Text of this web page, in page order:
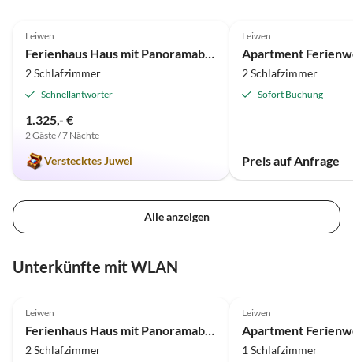
Leiwen
Ferienhaus Haus mit Panoramablick
2 Schlafzimmer
Schnellantworter
1.325,- €
2 Gäste / 7 Nächte
Verstecktes Juwel
Leiwen
2 Schlafzimmer
Sofort Buchung
Preis auf Anfrage
Alle anzeigen
Unterkünfte mit WLAN
Leiwen
Ferienhaus Haus mit Panoramablick
2 Schlafzimmer
Leiwen
Apartment
1 Schlafzimmer